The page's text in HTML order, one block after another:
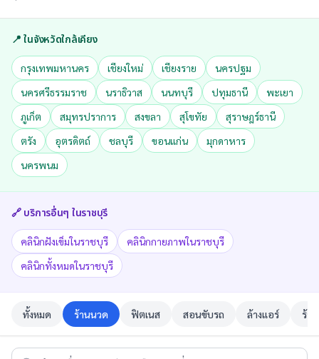
📍 ในจังหวัดใกล้เคียง
กรุงเทพมหานคร เชียงใหม่ เชียงราย
นครปฐม
นครศรีธรรมราช
นราธิวาส นนทบุรี ปทุมธานี
พะเยา
ภูเก็ต
สมุทรปราการ สงขลา สุโขทัย
สุราษฎร์ธานี
ตรัง
อุตรดิตถ์ ชลบุรี ขอนแก่น
มุกดาหาร
นครพนม
🔗 บริการอื่นๆ ในราชบุรี
คลินิกฝังเข็มในราชบุรี
คลินิกกายภาพในราชบุรี
คลินิกทั้งหมดในราชบุรี
ทั้งหมด ร้านนวด ฟิตเนส สอนขับรถ ล้างแอร์ ร้า